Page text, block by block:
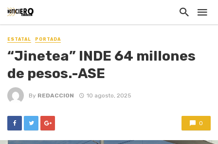
ESTATAL PORTADA
“Jinetea” INDE 64 millones
de pesos.-ASE
By REDACCION 10 agosto, 2025
0